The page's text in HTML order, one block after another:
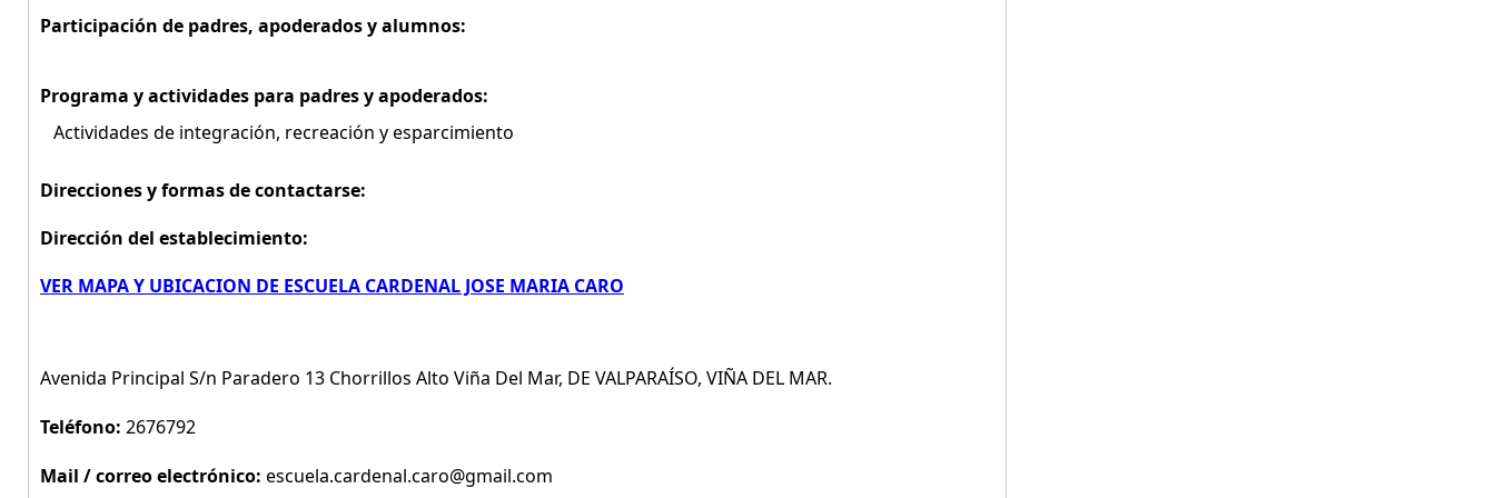
Participación de padres, apoderados y alumnos:
Programa y actividades para padres y apoderados:
Actividades de integración, recreación y esparcimiento
Direcciones y formas de contactarse:
Dirección del establecimiento:
VER MAPA Y UBICACION DE ESCUELA CARDENAL JOSE MARIA CARO
Avenida Principal S/n Paradero 13 Chorrillos Alto Viña Del Mar, DE VALPARAÍSO, VIÑA DEL MAR.
Teléfono: 2676792
Mail / correo electrónico: escuela.cardenal.caro@gmail.com